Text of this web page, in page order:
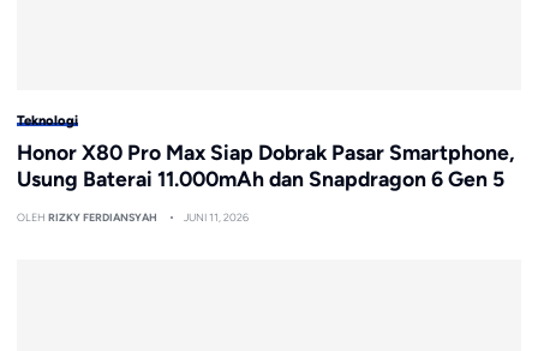
Teknologi
Honor X80 Pro Max Siap Dobrak Pasar Smartphone,
Usung Baterai 11.000mAh dan Snapdragon 6 Gen 5
OLEH RIZKY FERDIANSYAH JUNI 11, 2026